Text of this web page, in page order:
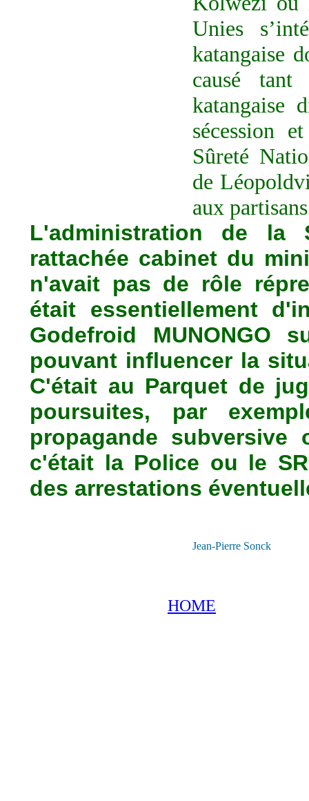
Unies
katangaise
causé
katangaise
sécession
Sûreté
de
aux
L'administration de la
rattachée cabinet du
n'avait pas de rôle
était essentiellement
Godefroid MUNONGO
pouvant influencer la
C'était au Parquet de
poursuites, par
propagande
c'était la Police ou le
des arrestations
Jean-Pierre Sonck
HOME